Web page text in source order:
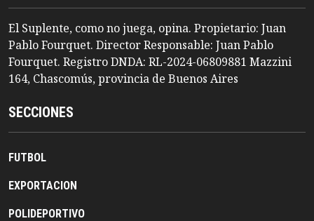
El Suplente, como no juega, opina. Propietario: Juan
Pablo Fourquet. Director Responsable: Juan Pablo
Fourquet. Registro DNDA: RL-2024-06809881 Mazzini
164, Chascomús, provincia de Buenos Aires
SECCIONES
FUTBOL
EXPORTACION
POLIDEPORTIVO